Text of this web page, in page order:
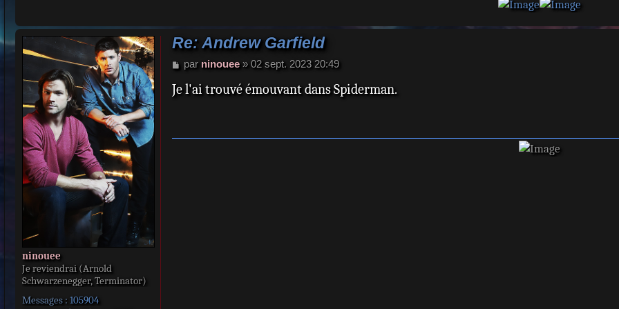
ninouee
Je reviendrai (Arnold
Schwarzenegger, Terminator)
Messages : 105904
Re: Andrew Garfield
M
s
e
par ninouee» 02 sept. 2023 20:49
Je l'ai trouvé émouvant dans Spiderman.